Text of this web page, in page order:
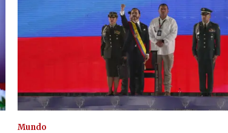
Mundo